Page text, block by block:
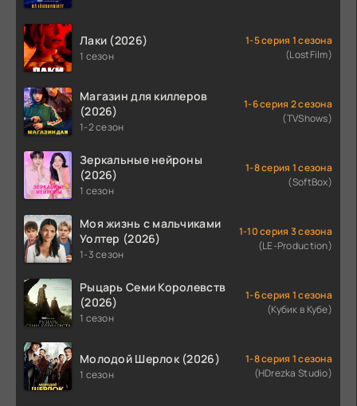
Лаки (2026)
1 сезон
1-5 серия 1 сезона
(LostFilm)
Магазин для киллеров
(2026)
1-2 сезон
1-6 серия 2 сезона
(TVShows)
Зеркальные нейроны
(2026)
1 сезон
1-8 серия 1 сезона
(SoftBox)
Моя жизнь с мальчиками
Уолтер (2026)
1-3 сезон
1-10 серия 3 сезона
(LE-Production)
Рыцарь Семи Королевств
(2026)
1 сезон
1-6 серия 1 сезона
(Кубик в Кубе)
Молодой Шерлок (2026)
1 сезон
1-8 серия 1 сезона
(HDrezka Studio)